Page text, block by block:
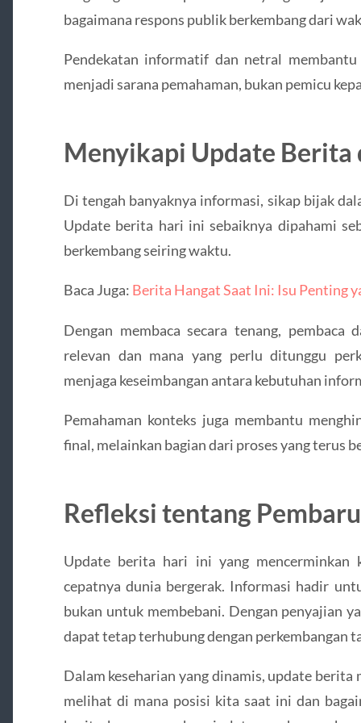
bagaimana respons publik berkembang dari
Pendekatan informatif dan netral
menjadi sarana pemahaman, bukan pemicu
Menyikapi Update Berita
Di tengah banyaknya informasi, sikap bijak
Update berita hari ini sebaiknya dipahami
berkembang seiring waktu.
Baca Juga: Berita Hangat Saat Ini: Isu Penting
Dengan membaca secara tenang,
relevan dan mana yang perlu ditunggu
menjaga keseimbangan antara kebutuhan
Pemahaman konteks juga membantu
final, melainkan bagian dari proses yang terus
Refleksi tentang
Update berita hari ini yang mencerminkan
cepatnya dunia bergerak. Informasi hadir
bukan untuk membebani. Dengan penyajian
dapat tetap terhubung dengan perkembangan
Dalam keseharian yang dinamis, update
melihat di mana posisi kita saat ini dan